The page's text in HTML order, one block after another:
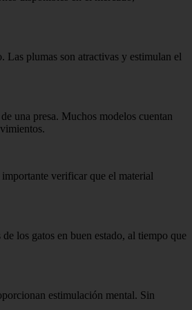
Las plumas son atractivas y estimulan el
una presa. Muchos modelos cuentan
verificar que el material
los gatos en buen estado, al tiempo que
estimulación mental. Sin